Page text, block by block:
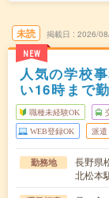
未読
NEW
掲載日 2026/
人気の学校
い16時まで
職種未経験OK
WEB登録OK 派遣
勤務地
長野県
北松本